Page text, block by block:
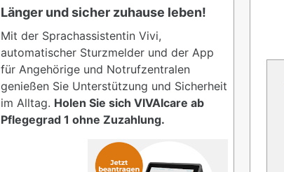
Länger und sicher zuhause leben!
Mit der Sprachassistentin Vivi,
automatischer Sturzmelder und der App
für Angehörige und Notrufzentralen
genießen Sie Unterstützung und Sicherheit
im Alltag. Holen Sie sich VIVAIcare ab
Pflegegrad 1 ohne Zuzahlung.